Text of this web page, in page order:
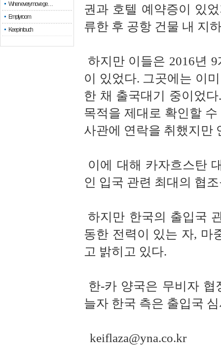
When every move ge…
Empty room
Keep in touch
권과 호텔 예약증이 있
류한 후 공항 건물 내 지
하지만 이들은 2016년
이 있었다. 그곳에는 이
한 채 출국대기 중이었
목적을 제대로 확인할
사관에 연락을 취했지만
이에 대해 카자흐스탄
인 입국 관련 최대의 협
하지만 한국의 출입국
동한 전력이 있는 자, 마
고 밝히고 있다.
한-카 양국은 무비자
늘자 한국 측은 출입국
keiflaza@yna.co.kr